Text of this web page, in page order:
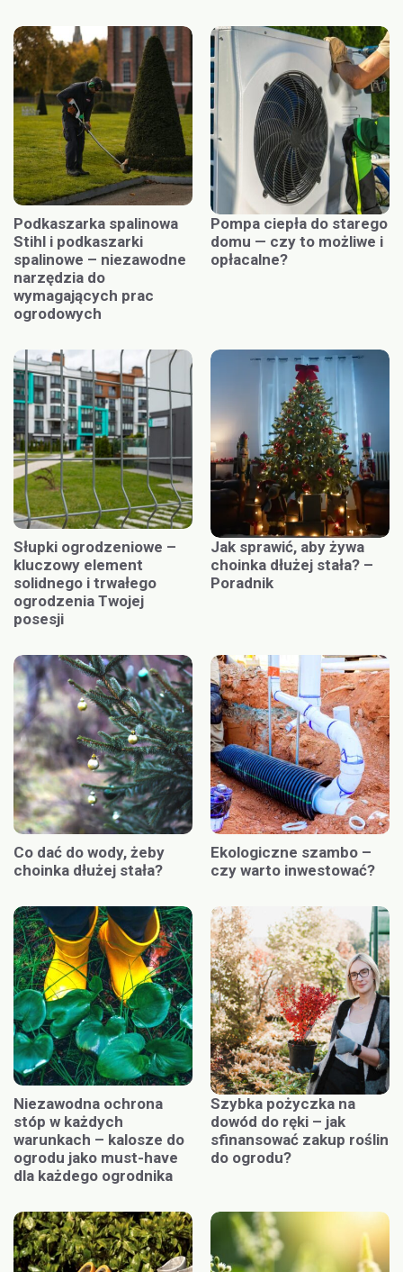
Podkaszarka spalinowa
Stihl i podkaszarki
spalinowe – niezawodne
narzędzia do
wymagających prac
ogrodowych
Pompa ciepła do starego
domu — czy to możliwe i
opłacalne?
Słupki ogrodzeniowe –
kluczowy element
solidnego i trwałego
ogrodzenia Twojej
posesji
Jak sprawić, aby żywa
choinka dłużej stała? –
Poradnik
Co dać do wody, żeby
choinka dłużej stała?
Ekologiczne szambo –
czy warto inwestować?
Niezawodna ochrona
stóp w każdych
warunkach – kalosze do
ogrodu jako must-have
dla każdego ogrodnika
Szybka pożyczka na
dowód do ręki – jak
sfinansować zakup roślin
do ogrodu?